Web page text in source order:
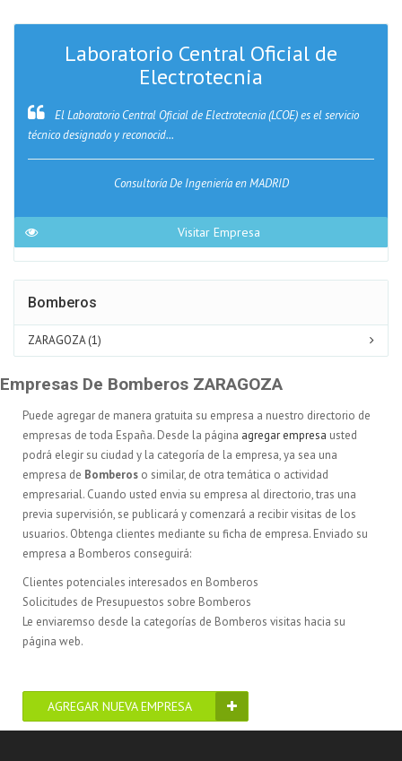
Laboratorio Central Oficial de
Electrotecnia
El Laboratorio Central Oficial de Electrotecnia (LCOE) es el servicio
técnico designado y reconocid...
Consultoría De Ingeniería en MADRID
Visitar Empresa
Bomberos
ZARAGOZA (1)
Empresas De Bomberos ZARAGOZA
Puede agregar de manera gratuita su empresa a nuestro directorio de
empresas de toda España. Desde la página agregar empresa usted
podrá elegir su ciudad y la categoría de la empresa, ya sea una
empresa de Bomberos o similar, de otra temática o actividad
empresarial. Cuando usted envia su empresa al directorio, tras una
previa supervisión, se publicará y comenzará a recibir visitas de los
usuarios. Obtenga clientes mediante su ficha de empresa. Enviado su
empresa a Bomberos conseguirá:
Clientes potenciales interesados en Bomberos
Solicitudes de Presupuestos sobre Bomberos
Le enviaremso desde la categorías de Bomberos visitas hacia su
página web.
AGREGAR NUEVA EMPRESA